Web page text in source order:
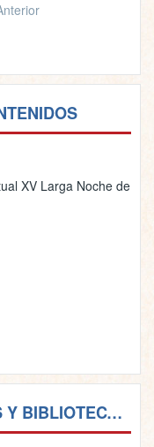
XV Larga Noche de
RECURSOS ELECTRÓNICOS Y BIBLIOTECAS VIRTUALES